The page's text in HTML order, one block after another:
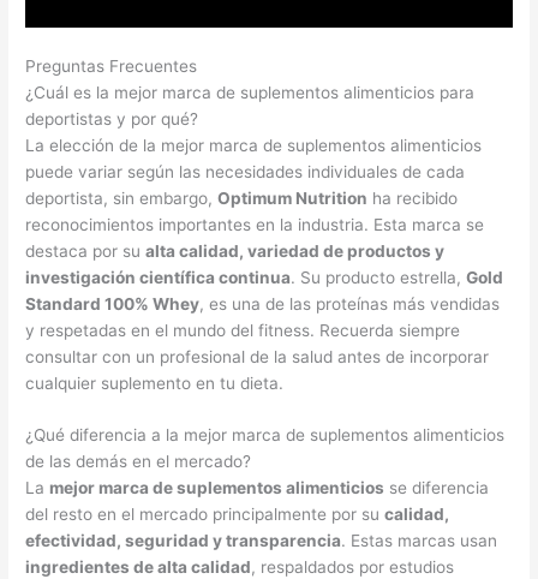
Preguntas Frecuentes
¿Cuál es la mejor marca de suplementos alimenticios para
deportistas y por qué?
La elección de la mejor marca de suplementos alimenticios
puede variar según las necesidades individuales de cada
deportista, sin embargo,Optimum Nutrition ha recibido
reconocimientos importantes en la industria. Esta marca se
destaca por sualta calidad, variedad de productos y
investigación científica continua. Su producto estrella,Gold
Standard 100% Whey, es una de las proteínas más vendidas
y respetadas en el mundo del fitness. Recuerda siempre
consultar con un profesional de la salud antes de incorporar
cualquier suplemento en tu dieta.
¿Qué diferencia a la mejor marca de suplementos alimenticios
de las demás en el mercado?
La mejor marca de suplementos alimenticios se diferencia
del resto en el mercado principalmente por sucalidad,
efectividad, seguridad y transparencia. Estas marcas usan
ingredientes de alta calidad, respaldados por estudios